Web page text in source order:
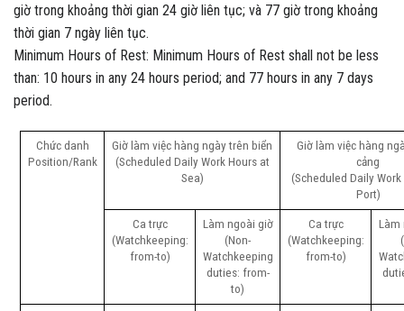
giờ trong khoảng thời gian 24 giờ liên tục; và 77 giờ trong khoảng
thời gian 7 ngày liên tục.
Minimum Hours of Rest: Minimum Hours of Rest shall not be less
than: 10 hours in any 24 hours period; and 77 hours in any 7 days
period.
Chức danh
Position/Rank
Giờ làm việc hàng ngày trên biển
(Scheduled Daily Work Hours at
Sea)
Giờ làm việc hàng
cảng
(Scheduled Daily
Port)
Ca trực
(Watchkeeping:
from-to)
Làm ngoài giờ
(Non-
Watchkeeping
duties: from-
to)
Ca trực
(Watchkeeping:
from-to)
Làm